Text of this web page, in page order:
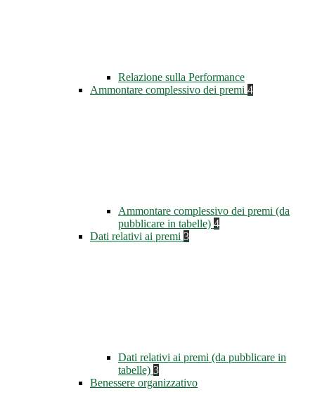
Relazione sulla Performance
Ammontare complessivo dei premi 4
Ammontare complessivo dei premi (da
pubblicare in tabelle) 4
Dati relativi ai premi 3
Dati relativi ai premi (da pubblicare in
tabelle) 3
Benessere organizzativo